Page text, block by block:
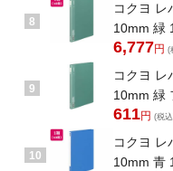
8
コクヨ レ
10mm 緑
6,777円 (
9
コクヨ レ
10mm 緑
611円 (税
10
コクヨ レ
10mm 青